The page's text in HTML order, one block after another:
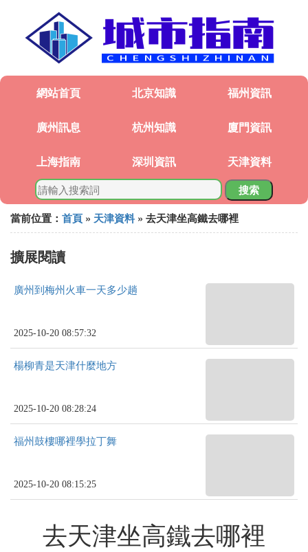
網站首頁 北京知識 福州資訊
廣州訊息 杭州知識 廈門資訊
上海指南 深圳資訊 天津資料
搜索
當前位置： 首頁 » 天津資料 » 去天津坐高鐵去哪裡
擴展閱讀
廣州到梅州火車一天多少趟
2025-10-20 08:57:32
楊柳青是天津什麼地方
2025-10-20 08:28:24
福州鼓樓哪裡學拉丁舞
2025-10-20 08:15:25
去天津坐高鐵去哪裡